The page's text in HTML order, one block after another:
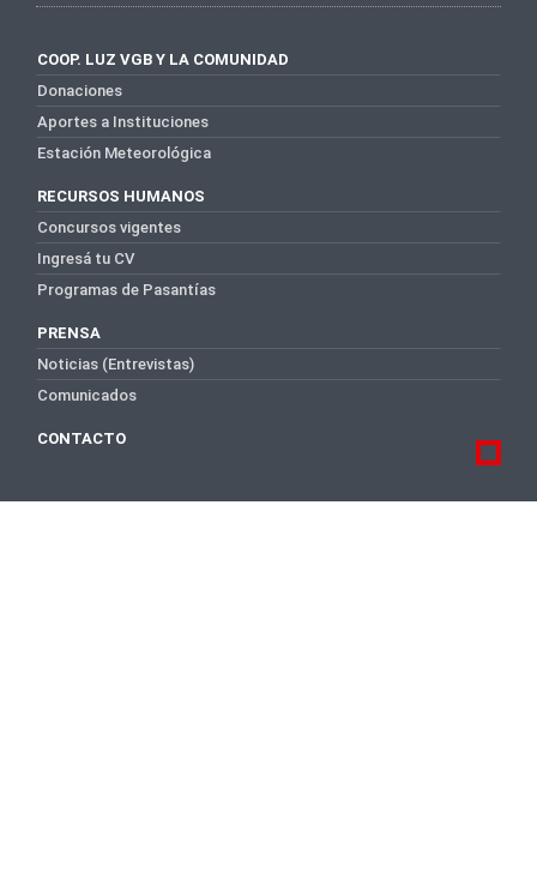
COOP. LUZ VGB Y LA COMUNIDAD
Donaciones
Aportes a Instituciones
Estación Meteorológica
RECURSOS HUMANOS
Concursos vigentes
Ingresá tu CV
Programas de Pasantías
PRENSA
Noticias (Entrevistas)
Comunicados
CONTACTO